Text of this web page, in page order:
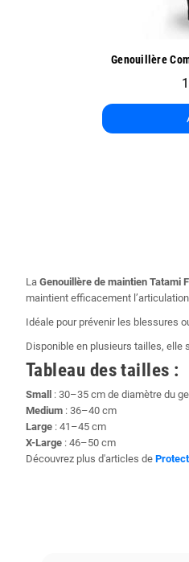
Genoullière de
La Genouillère de maintien Tatami
maintient efficacement
Idéale pour prévenir les blessures
Disponible en plusieurs tailles, elle
Tableau des tailles :
Small : 30–35 cm de diamètre du
Medium : 36–40 cm
Large : 41–45 cm
X-Large : 46–50 cm
Découvrez plus d'articles de